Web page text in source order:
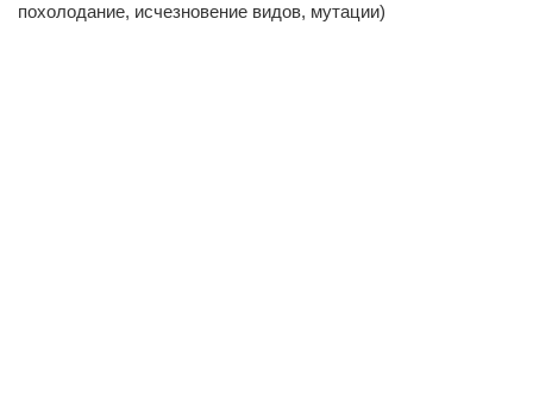
похолодание, исчезновение видов, мутации)